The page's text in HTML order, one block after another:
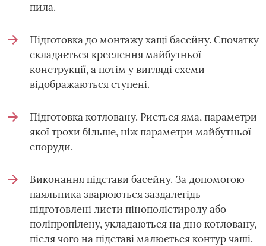
пила.
Підготовка до монтажу хащі басейну. Спочатку
складається креслення майбутньої
конструкції, а потім у вигляді схеми
відображаються ступені.
Підготовка котловану. Риється яма, параметри
якої трохи більше, ніж параметри майбутньої
споруди.
Виконання підстави басейну. За допомогою
паяльника зварюються заздалегідь
підготовлені листи пінополістиролу або
поліпропілену, укладаються на дно котловану,
після чого на підставі малюється контур чаші.